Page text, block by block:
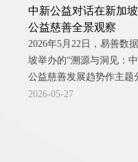
中新公益对话在新加
公益慈善全景观察
2026年5月22日，易善数
坡举办的“溯源与洞见：
公益慈善发展趋势作主题
庭、家族办公室、基金会
2026-05-27